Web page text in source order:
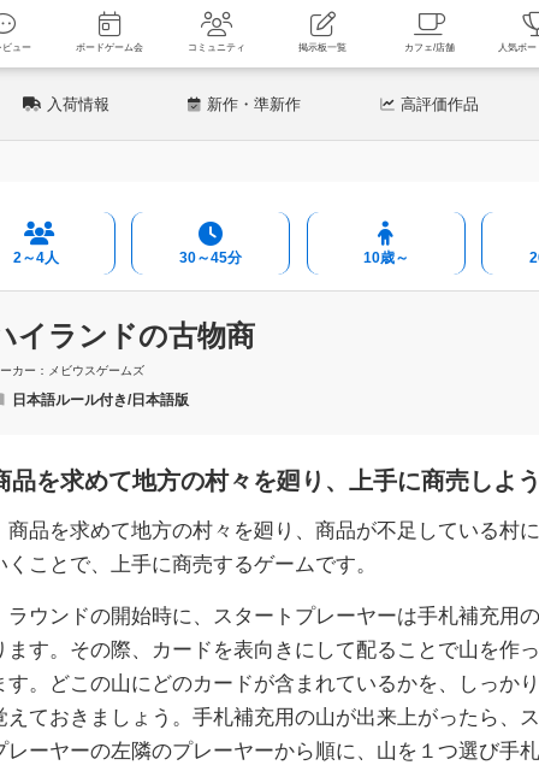
新着レビュー ボードゲーム会 コミュニティ 掲示板一覧 カフ
入荷情報 新作 ・準新作 高評価作品
2～4人 30～45分 10歳～
イランドの古物商
カー：メビウスゲームズ
日本語ルール付き/日本語版
品を求めて地方の村々を廻り、上手に商売しよ
品を求めて地方の村々を廻り、商品が不足している村
くことで、上手に商売するゲームです。
ウンドの開始時に、スタートプレーヤーは手札補充用
ます。その際、カードを表向きにして配ることで山を作
す。どこの山にどのカードが含まれているかを、しっか
えておきましょう。手札補充用の山が出来上がったら、
レーヤーの左隣のプレーヤーから順に、山を１つ選び手